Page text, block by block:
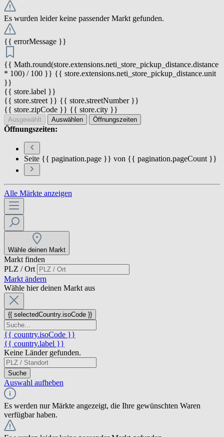
Es wurden leider keine passender Markt gefunden.
{{ errorMessage }}
{{ Math.round(store.extensions.neti_store_pickup_distance.distance
* 100) / 100 }} {{ store.extensions.neti_store_pickup_distance.unit
}}
{{ store.label }}
{{ store.street }} {{ store.streetNumber }}
{{ store.zipCode }} {{ store.city }}
Ausgewählt Auswählen Öffnungszeiten
Öffnungszeiten:
Seite {{ pagination.page }} von {{ pagination.pageCount }}
Alle Märkte anzeigen
Wähle deinen Markt
Markt finden
PLZ / Ort
Markt ändern
Wähle hier deinen Markt aus
{{ selectedCountry.isoCode }}
{{ country.isoCode }}
{{ country.label }}
Keine Länder gefunden.
Suche
Auswahl aufheben
Es werden nur Märkte angezeigt, die Ihre gewünschten Waren
verfügbar haben.